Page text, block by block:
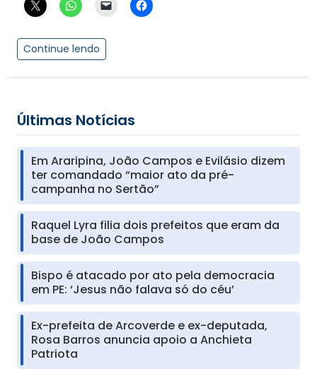
Continue lendo
Últimas Notícias
Em Araripina, João Campos e Evilásio dizem
ter comandado “maior ato da pré-
campanha no Sertão”
Raquel Lyra filia dois prefeitos que eram da
base de João Campos
Bispo é atacado por ato pela democracia
em PE: ‘Jesus não falava só do céu’
Ex-prefeita de Arcoverde e ex-deputada,
Rosa Barros anuncia apoio a Anchieta
Patriota